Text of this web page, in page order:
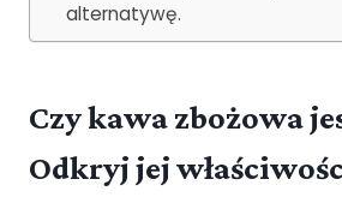
alternatywę.
Czy kawa zbożowa
Odkryj jej